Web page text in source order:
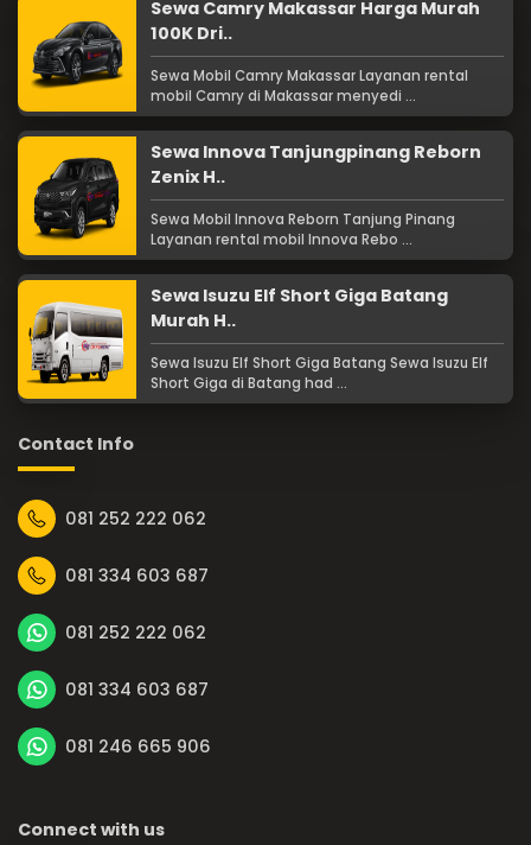
Sewa Camry Makassar Harga Murah
100K Dri..
Sewa Mobil Camry Makassar Layanan rental
mobil Camry di Makassar menyedi ...
Sewa Innova Tanjungpinang Reborn
Zenix H..
Sewa Mobil Innova Reborn Tanjung Pinang
Layanan rental mobil Innova Rebo ...
Sewa Isuzu Elf Short Giga Batang
Murah H..
Sewa Isuzu Elf Short Giga Batang Sewa Isuzu Elf
Short Giga di Batang had ...
Contact Info
081 252 222 062
081 334 603 687
081 252 222 062
081 334 603 687
081 246 665 906
Connect with us